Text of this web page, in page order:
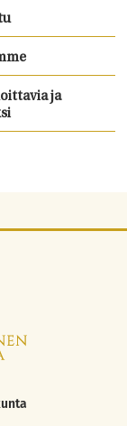
ja